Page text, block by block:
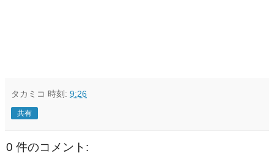
タカミコ 時刻: 9:26
共有
0 件のコメント: